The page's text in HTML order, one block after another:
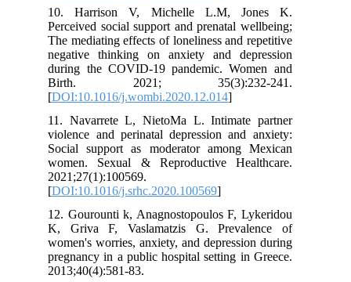
10. Harrison V, Michelle L.M, Jones K.
Perceived social support and prenatal wellbeing;
The mediating effects of loneliness and repetitive
negative thinking on anxiety and depression
during the COVID-19 pandemic. Women and
Birth. 2021; 35(3):232-241.
[DOI:10.1016/j.wombi.2020.12.014
11. Navarrete L, NietoMa L. Intimate partner
violence and perinatal depression and anxiety:
Social support as moderator among Mexican
women. Sexual & Reproductive Healthcare.
2021;27(1):100569.
[DOI:10.1016/j.srhc.2020.100569
12. Gourounti k, Anagnostopoulos F, Lykeridou
K, Griva F, Vaslamatzis G. Prevalence of
women's worries, anxiety, and depression during
pregnancy in a public hospital setting in Greece.
2013;40(4):581-83.